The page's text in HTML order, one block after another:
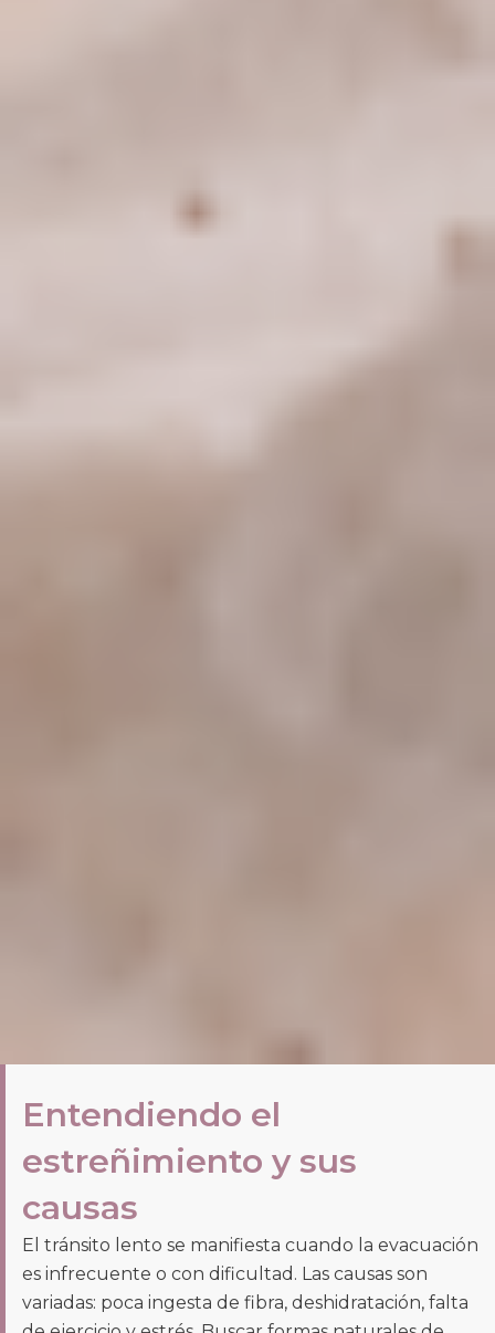
Entendiendo el
estreñimiento y sus
causas
El tránsito lento se manifiesta cuando la evacuación
es infrecuente o con dificultad. Las causas son
variadas: poca ingesta de fibra, deshidratación, falta